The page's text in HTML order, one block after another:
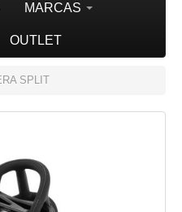
MARCAS
OUTLET
SPLIT